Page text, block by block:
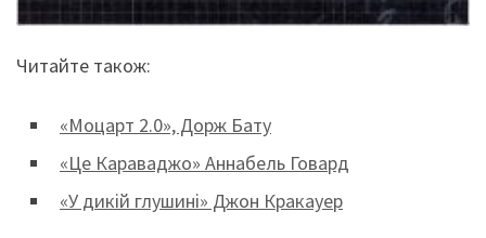
Читайте також:
«Моцарт 2.0», Дорж Бату
«Це Караваджо» Аннабель Говард
«У дикій глушині» Джон Кракауер